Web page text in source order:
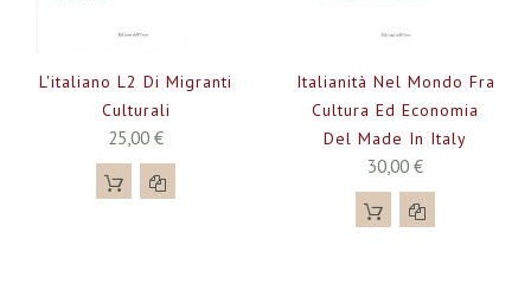
L'italiano L2 Di Migranti
Culturali
25,00 €
Italianità Nel Mondo Fra
Cultura Ed Economia
Del Made In Italy
30,00 €